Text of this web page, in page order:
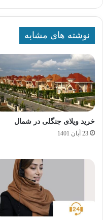
نوشته های مشابه
خرید ویلای جنگلی در شمال
23 آبان 1401